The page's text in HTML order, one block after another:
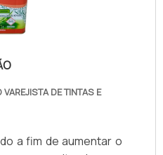
DE TINTAS E
a fim de aumentar o